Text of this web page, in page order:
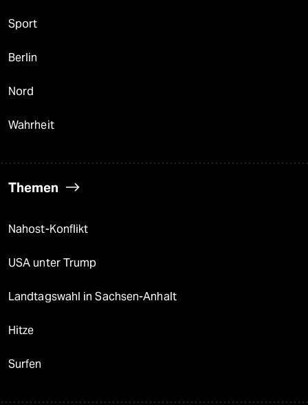
Sport
Berlin
Nord
Wahrheit
Themen
Nahost-Konflikt
USA unter Trump
Landtagswahl in Sachsen-Anhalt
Hitze
Surfen